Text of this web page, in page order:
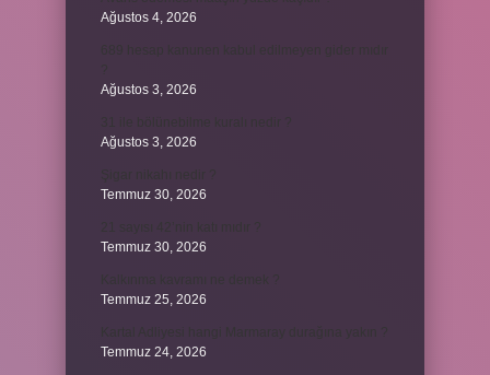
Ağustos 4, 2026
Ağustos 3, 2026
Ağustos 3, 2026
Temmuz 30, 2026
Temmuz 30, 2026
Temmuz 25, 2026
Temmuz 24, 2026